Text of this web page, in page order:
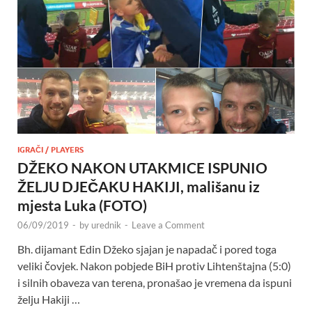
IGRAČI / PLAYERS
DŽEKO NAKON UTAKMICE ISPUNIO
ŽELJU DJEČAKU HAKIJI, mališanu iz
mjesta Luka (FOTO)
06/09/2019 - byurednik - Leave a Comment
Bh. dijamant Edin Džeko sjajan je napadač i pored toga
veliki čovjek. Nakon pobjede BiH protiv Lihtenštajna (5:0)
i silnih obaveza van terena, pronašao je vremena da ispuni
želju Hakiji …